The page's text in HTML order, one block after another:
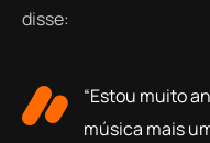
disse:
“Estou muito
música mais